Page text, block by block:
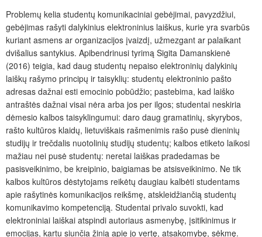
Problemų kelia studentų komunikaciniai gebėjimai, pavyzdžiui,
gebėjimas rašyti dalykinius elektroninius laiškus, kurie yra svarbūs
kuriant asmens ar organizacijos įvaizdį, užmezgant ar palaikant
dvišalius santykius. Apibendrinusi tyrimą Sigita Damanskienė
(2016) teigia, kad daug studentų nepaiso elektroninių dalykinių
laiškų rašymo principų ir taisyklių: studentų elektroninio pašto
adresas dažnai esti emocinio pobūdžio; pastebima, kad laiško
antraštės dažnai visai nėra arba jos per ilgos; studentai neskiria
dėmesio kalbos taisyklingumui: daro daug gramatinių, skyrybos,
rašto kultūros klaidų, lietuviškais rašmenimis rašo pusė dieninių
studijų ir trečdalis nuotolinių studijų studentų; kalbos etiketo laikosi
mažiau nei pusė studentų: neretai laiškas pradedamas be
pasisveikinimo, be kreipinio, baigiamas be atsisveikinimo. Ne tik
kalbos kultūros dėstytojams reikėtų daugiau kalbėti studentams
apie rašytinės komunikacijos reikšmę, atskleidžiančią studentų
komunikavimo kompetenciją. Studentai privalo suvokti, kad
elektroniniai laiškai atspindi autoriaus asmenybę, įsitikinimus ir
emocijas, kartu siunčia žinią apie jo vertę, atsakomybę, sėkmę.